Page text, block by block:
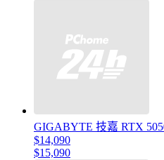
GIGABYTE 技嘉 RTX
$14,090
$15,090